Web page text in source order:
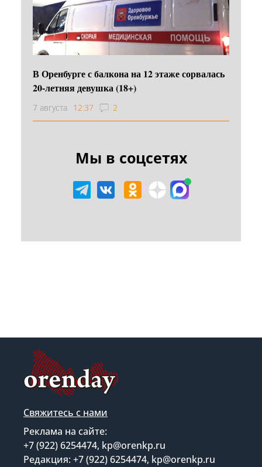
В Оренбурге с балкона на 12 этаже сорвалась
20-летняя девушка (18+)
7 августа 12:37 2
Мы в соцсетях
Свяжитесь с нами
Реклама на сайте:
+7 (922) 6254474, kp@orenkp.ru
Редакция: +7 (922) 6254474, kp@orenkp.ru